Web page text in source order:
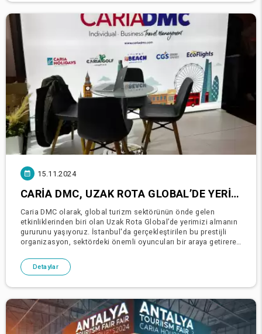
15.11.2024
CARIA DMC, UZAK ROTA GLOBAL’DE YERINI ALDI
Caria DMC olarak, global turizm sektörünün önde gelen
etkinliklerinden biri olan Uzak Rota Global’de yerimizi almanın
gururunu yaşıyoruz. İstanbul'da gerçekleştirilen bu prestijli
organizasyon, sektördeki önemli oyuncuları bir araya getirerek
Detaylar